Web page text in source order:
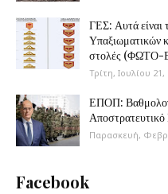
ΓΕΣ: Αυτά είναι
Υπαξιωματικών
στολές
Τρίτη, Ιουλίου 21,
ΕΠΟΠ:
Παρασκευή,
Facebook